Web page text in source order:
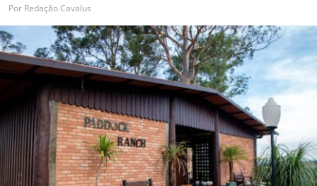
Por Redação Cavalus